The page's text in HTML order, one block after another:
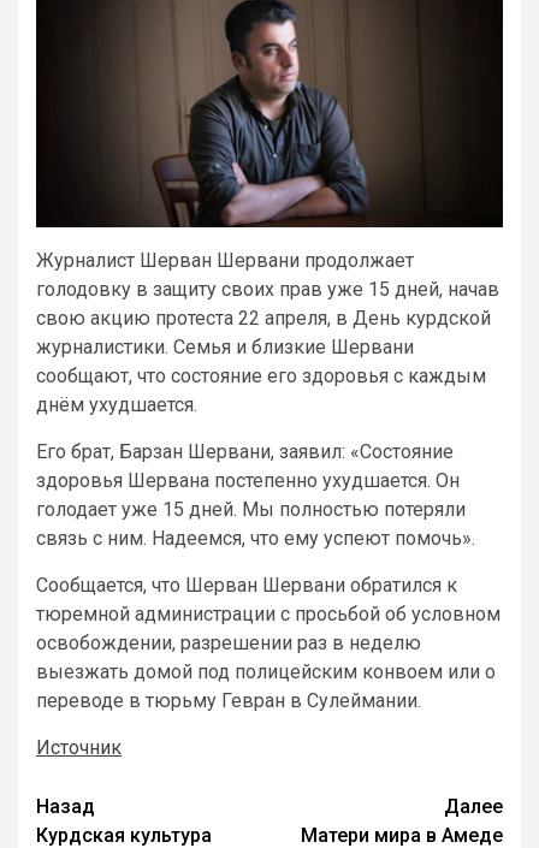
Журналист Шерван Шервани продолжает
голодовку в защиту своих прав уже 15 дней, начав
свою акцию протеста 22 апреля, в День курдской
журналистики. Семья и близкие Шервани
сообщают, что состояние его здоровья с каждым
днём ухудшается.
Его брат, Барзан Шервани, заявил: «Состояние
здоровья Шервана постепенно ухудшается. Он
голодает уже 15 дней. Мы полностью потеряли
связь с ним. Надеемся, что ему успеют помочь».
Сообщается, что Шерван Шервани обратился к
тюремной администрации с просьбой об условном
освобождении, разрешении раз в неделю
выезжать домой под полицейским конвоем или о
переводе в тюрьму Гевран в Сулеймании.
Источник
Назад
Курдская культура
Далее
Матери мира в Амеде